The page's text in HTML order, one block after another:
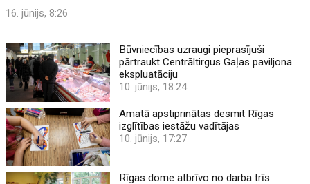
16. jūnijs, 8:26
Būvniecības uzraugi pieprasījuši
pārtraukt Centrāltirgus Gaļas paviljona
ekspluatāciju
10. jūnijs, 18:24
Amatā apstiprinātas desmit Rīgas
izglītības iestāžu vadītājas
10. jūnijs, 17:27
Rīgas dome atbrīvo no darba trīs